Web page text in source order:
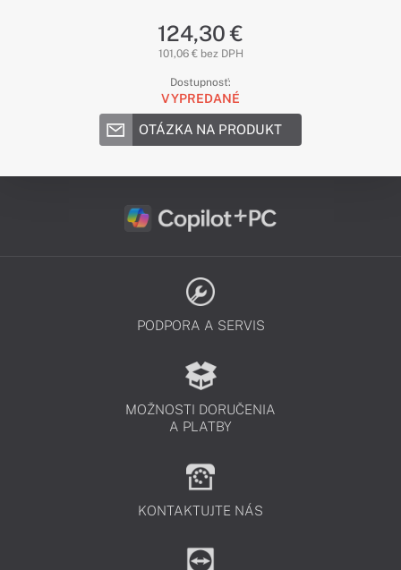
124,30 €
101,06 € bez DPH
Dostupnosť:
VYPREDANÉ
OTÁZKA NA PRODUKT
PODPORA A SERVIS
MOŽNOSTI DORUČENIA
A PLATBY
KONTAKTUJTE NÁS